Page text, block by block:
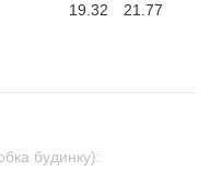
19.32 21.77
будинку):